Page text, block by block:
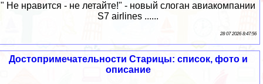
" Не нравится - не летайте!" - новый слоган авиакомпании
S7 airlines ......
28 07 2026 8:47:56
Достопримечательности Старицы: список, фото и
описание